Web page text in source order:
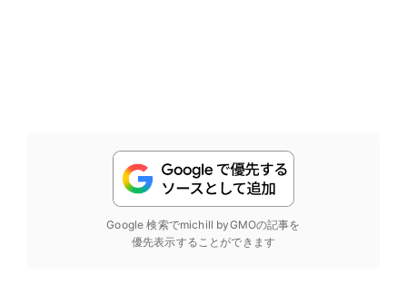
Google 検索でmichill byGMOの記事を
優先表示することができます